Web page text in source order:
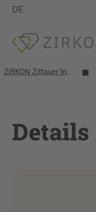
DE
ZIRKON Zittauer Institut für Verfahrensentwicklung, Kreislaufwirtschaft, Oberflächentechnik, Naturstoffforschung
Details